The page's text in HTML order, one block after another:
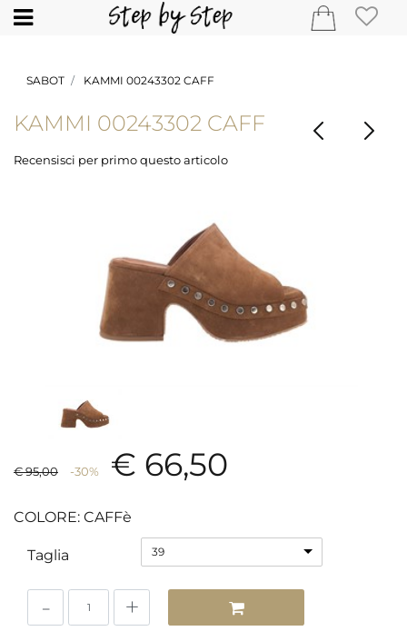
Open
SABOT KAMMI 00243302 CAFF
KAMMI 00243302 CAFF
Recensisci per primo questo articolo
€ 95,00 -30% € 66,50
COLORE: CAFFè
Taglia 39